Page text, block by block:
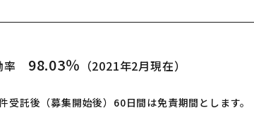
率 98.03％ （2021年2月現在）
受託後（募集開始後）60日間は免責期間とします。